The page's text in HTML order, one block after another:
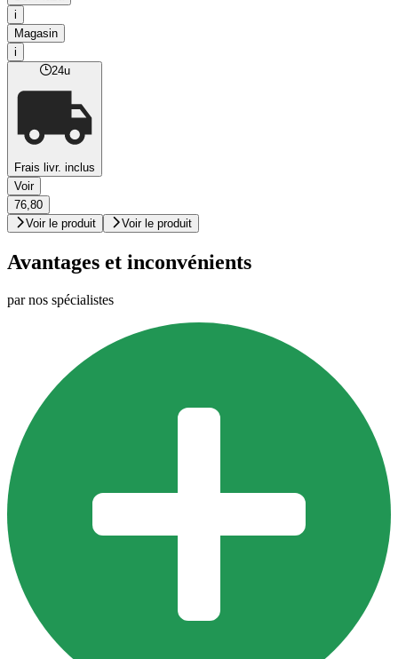
i
Magasin
i
24u
Frais livr. inclus
Voir
76,80
Voir le produit
Voir le produit
Avantages et inconvénients
par nos spécialistes